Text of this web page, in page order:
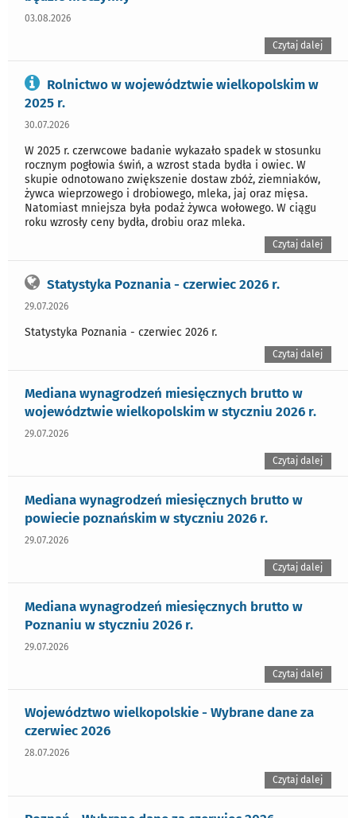
03.08.2026
Czytaj dalej
Rolnictwo w województwie wielkopolskim w
2025 r.
30.07.2026
W 2025 r. czerwcowe badanie wykazało spadek w stosunku
rocznym pogłowia świń, a wzrost stada bydła i owiec. W
skupie odnotowano zwiększenie dostaw zbóż, ziemniaków,
żywca wieprzowego i drobiowego, mleka, jaj oraz mięsa.
Natomiast mniejsza była podaż żywca wołowego. W ciągu
roku wzrosły ceny bydła, drobiu oraz mleka.
Czytaj dalej
Statystyka Poznania - czerwiec 2026 r.
29.07.2026
Statystyka Poznania - czerwiec 2026 r.
Czytaj dalej
Mediana wynagrodzeń miesięcznych brutto w
województwie wielkopolskim w styczniu 2026 r.
29.07.2026
Czytaj dalej
Mediana wynagrodzeń miesięcznych brutto w
powiecie poznańskim w styczniu 2026 r.
29.07.2026
Czytaj dalej
Mediana wynagrodzeń miesięcznych brutto w
Poznaniu w styczniu 2026 r.
29.07.2026
Czytaj dalej
Województwo wielkopolskie - Wybrane dane za
czerwiec 2026
28.07.2026
Czytaj dalej